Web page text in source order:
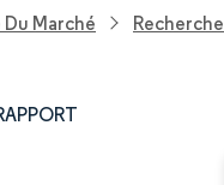
Du Marché